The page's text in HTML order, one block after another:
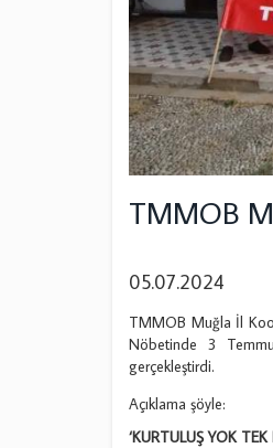
TMMOB
05.07.2024
TMMOB Muğla İl
Nöbetinde 3
gerçekleştirdi.
Açıklama şöyle:
‘KURTULUŞ YOK TEK